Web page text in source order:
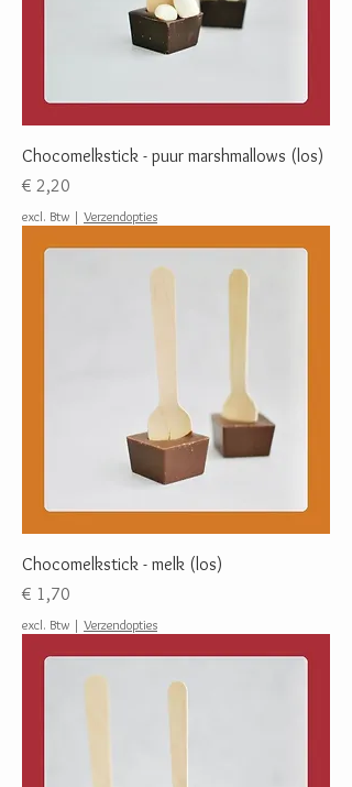
Chocomelkstick - puur marshmallows (los)
Prijs
€ 2,20
excl. Btw | Verzendopties
Chocomelkstick - melk (los)
Prijs
€ 1,70
excl. Btw | Verzendopties